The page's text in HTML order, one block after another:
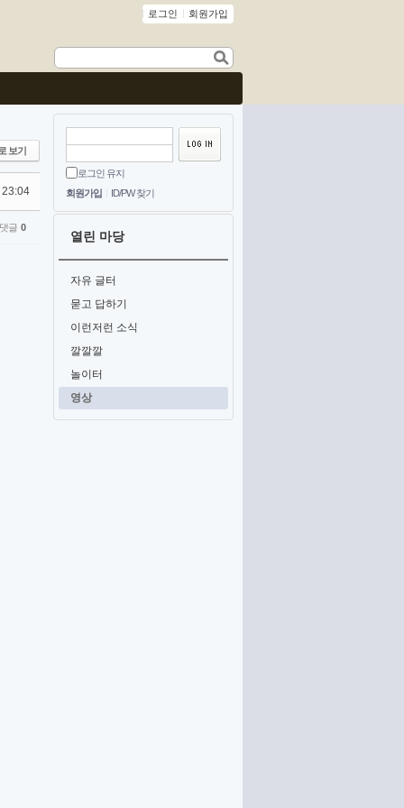
로그인 회원가입
로그인 유지
회원가입
ID/PW 찾기
열린 마당
자유 글터
묻고 답하기
이런저런 소식
깔깔깔
놀이터
영상
보기
글 0